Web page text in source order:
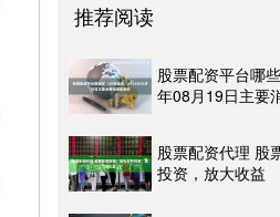
推荐阅读
股票配资平台哪
年08月19日主要
股票配资代理 股
投资，放大收益